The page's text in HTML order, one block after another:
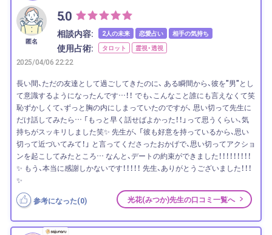
匿名
5.0
相談内容: 2人の未来 恋愛占い 相手の気持ち
使用占術: タロット 霊視・透視
2025/04/06 22:22
長い間、ただの友達として過ごしてきたのに、 ある瞬間から、彼を"男"とし
て意識するようになったんです…！！ でも、こんなこと誰にも言えなくて笑
恥ずかしくて、ずっと胸の内にしまっていたのですが、 思い切って先生に
だけ話してみたら… 「もっと早く話せばよかった！！」って思うくらい、気
持ちがスッキリしました笑✨ 先生が、 「彼も好意を持っているから、思い
切って近づいてみて！」 と言ってくださったおかげで、思い切ってアクショ
ンを起こしてみたところ… なんと、デートの約束ができました！！！！！！！！！
✨ もう、本当に感謝しかないです！！！！！ 先生、ありがとうございました！！！
✨
参考になった(0) 光花(みつか)先生の口コミ一覧へ